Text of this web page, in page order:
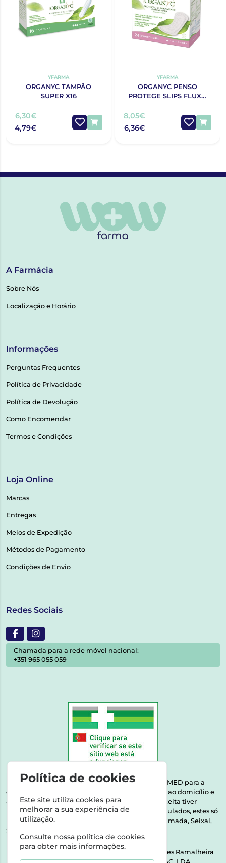
YFARMA
ORGANYC TAMPÃO
SUPER X16
6,30€
4,79€
YFARMA
ORGANYC PENSO
PROTEGE SLIPS FLUXO
8,05€
6,36€
A Farmácia
Sobre Nós
Localização e Horário
Informações
Perguntas Frequentes
Política de Privacidade
Política de Devolução
Como Encomendar
Termos e Condições
Loja Online
Marcas
Entregas
Meios de Expedição
Métodos de Pagamento
Condições de Envio
Redes Sociais
Chamada para a rede móvel nacional:
+351 965 055 059
Esta farmácia encontra-se autorizada pelo INFARMED para a
dispensa de medicamentos e produtos de saúde ao domicílio e
através da internet. Medicamentos | Se na sua receita tiver
MSRM, MNSRM, MSRMV ou Medicamentos Manipulados, estes só
podem ser entregues nos seguintes concelhos: Almada, Seixal,
Sesimbra, Oeiras e Lisboa.
Direção Técnica:
Dra. Raquel Alexandra Fernandes Ramalheira
Política de cookies
Este site utiliza cookies para
melhorar a sua experiência de
utilização.
Consulte nossa política de cookies
para obter mais informações.